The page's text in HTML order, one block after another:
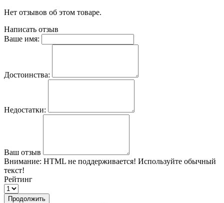
Нет отзывов об этом товаре.
Написать отзыв
Ваше имя:
Достоинства:
Недостатки:
Ваш отзыв
Внимание: HTML не поддерживается! Используйте обычный
текст!
Рейтинг
Продолжить